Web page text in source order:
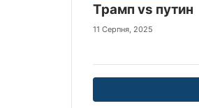
Трамп vs путин
11 Серпня, 2025